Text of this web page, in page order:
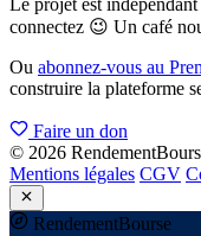
connectez 😉 Un café
Ou abonnez-vous au
construire la plateforme
Faire un don
© 2026
Mentions légales CGV
RendementBourse